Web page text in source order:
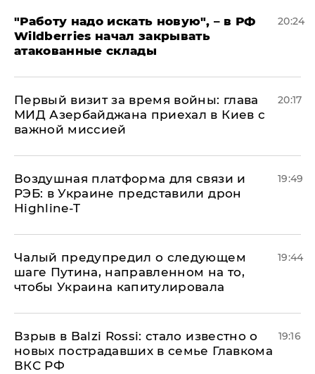
"Работу надо искать новую", – в РФ
Wildberries начал закрывать
атакованные склады
20:24
Первый визит за время войны: глава
МИД Азербайджана приехал в Киев с
важной миссией
20:17
Воздушная платформа для связи и
РЭБ: в Украине представили дрон
Highline-T
19:49
Чалый предупредил о следующем
шаге Путина, направленном на то,
чтобы Украина капитулировала
19:44
Взрыв в Balzi Rossi: стало известно о
новых пострадавших в семье Главкома
ВКС РФ
19:16